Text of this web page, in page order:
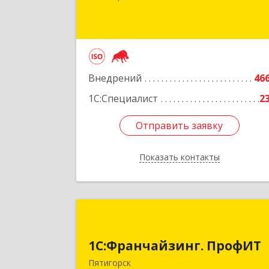
Внедрений
1С:Специалист
Отправить заявку
Показать контакты
Отправить заявку
Назад
1С:Франчайзинг. ПрофИТ
Пятигорск
357500, Ставропольский край,
Пятигорск г, Акопянца ул, дом № 11